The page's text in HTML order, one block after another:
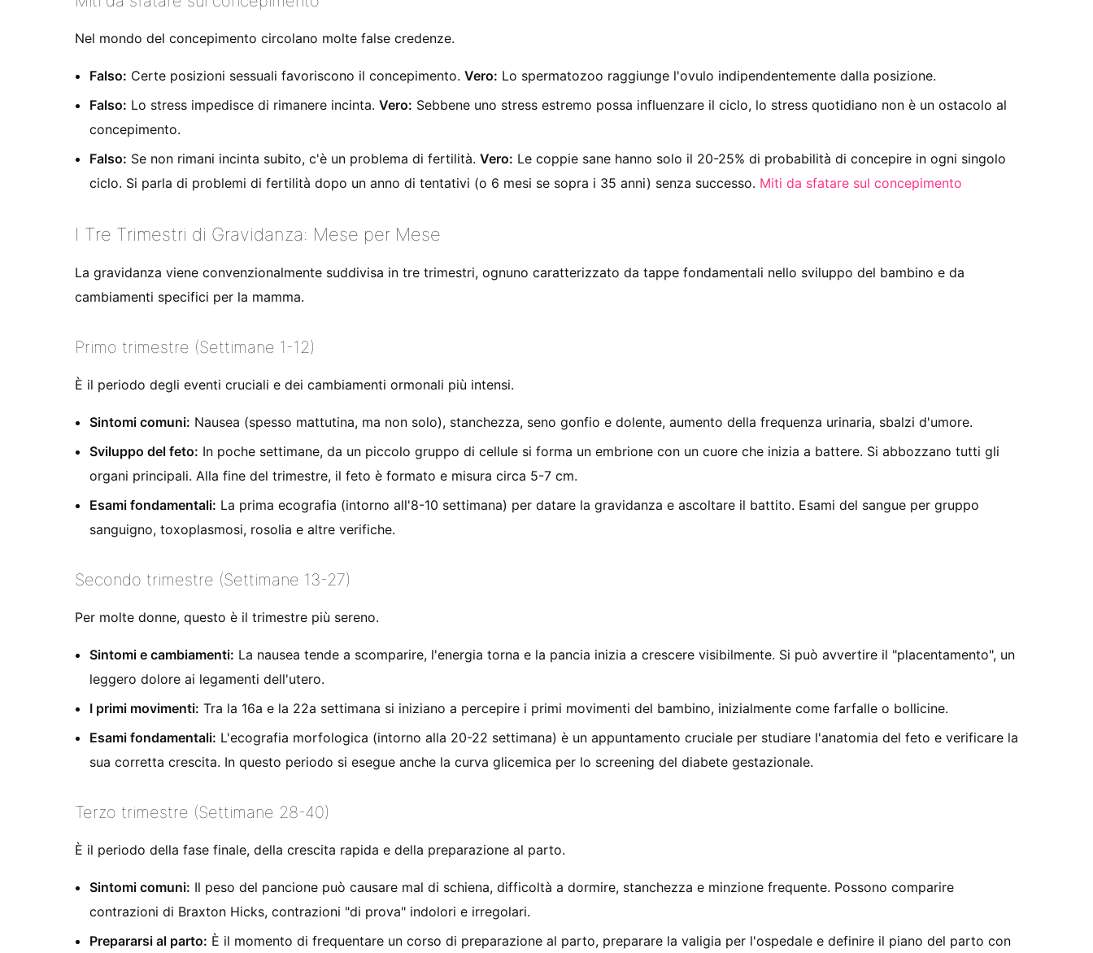
Nel mondo del concepimento circolano molte false credenze.
Falso: Certe posizioni sessuali favoriscono il concepimento. Vero: Lo spermatozoo raggiunge l'ovulo indipendentemente dalla posizione.
Falso: Lo stress impedisce di rimanere incinta. Vero: Sebbene uno stress estremo possa influenzare il ciclo, lo stress quotidiano non è un ostacolo al
concepimento.
Falso: Se non rimani incinta subito, c'è un problema di fertilità. Vero: Le coppie sane hanno solo il 20-25% di probabilità di concepire in ogni singolo
ciclo. Si parla di problemi di fertilità dopo un anno di tentativi (o 6 mesi se sopra i 35 anni) senza successo. Miti da sfatare sul concepimento
I Tre Trimestri di Gravidanza: Mese per Mese
La gravidanza viene convenzionalmente suddivisa in tre trimestri, ognuno caratterizzato da tappe fondamentali nello sviluppo del bambino e da
cambiamenti specifici per la mamma.
Primo trimestre (Settimane 1-12)
È il periodo degli eventi cruciali e dei cambiamenti ormonali più intensi.
Sintomi comuni: Nausea (spesso mattutina, ma non solo), stanchezza, seno gonfio e dolente, aumento della frequenza urinaria, sbalzi d'umore.
Sviluppo del feto: In poche settimane, da un piccolo gruppo di cellule si forma un embrione con un cuore che inizia a battere. Si abbozzano tutti gli
organi principali. Alla fine del trimestre, il feto è formato e misura circa 5-7 cm.
Esami fondamentali: La prima ecografia (intorno all'8-10 settimana) per datare la gravidanza e ascoltare il battito. Esami del sangue per gruppo
sanguigno, toxoplasmosi, rosolia e altre verifiche.
Secondo trimestre (Settimane 13-27)
Per molte donne, questo è il trimestre più sereno.
Sintomi e cambiamenti: La nausea tende a scomparire, l'energia torna e la pancia inizia a crescere visibilmente. Si può avvertire il "placentamento", un
leggero dolore ai legamenti dell'utero.
I primi movimenti: Tra la 16a e la 22a settimana si iniziano a percepire i primi movimenti del bambino, inizialmente come farfalle o bollicine.
Esami fondamentali: L'ecografia morfologica (intorno alla 20-22 settimana) è un appuntamento cruciale per studiare l'anatomia del feto e verificare la
sua corretta crescita. In questo periodo si esegue anche la curva glicemica per lo screening del diabete gestazionale.
Terzo trimestre (Settimane 28-40)
È il periodo della fase finale, della crescita rapida e della preparazione al parto.
Sintomi comuni: Il peso del pancione può causare mal di schiena, difficoltà a dormire, stanchezza e minzione frequente. Possono comparire
contrazioni di Braxton Hicks, contrazioni "di prova" indolori e irregolari.
Prepararsi al parto: È il momento di frequentare un corso di preparazione al parto, preparare la valigia per l'ospedale e definire il piano del parto con